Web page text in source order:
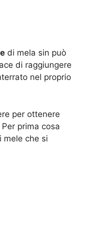
di mela sin può
di raggiungere
nel proprio
per ottenere
prima cosa
mele che si